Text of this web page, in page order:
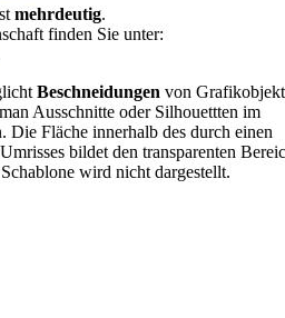
mehrdeutig.
finden Sie unter:
Beschneidungen von
Ausschnitte oder Silhouettten im
Die Fläche innerhalb des durch einen
bildet den transparenten
wird nicht dargestellt.